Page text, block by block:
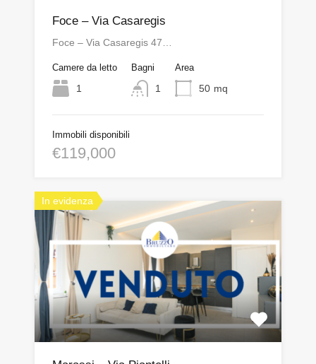
Foce – Via Casaregis
Foce – Via Casaregis 47…
Camere da letto
1
Bagni
1
Area
50 mq
Immobili disponibili
€119,000
In evidenza